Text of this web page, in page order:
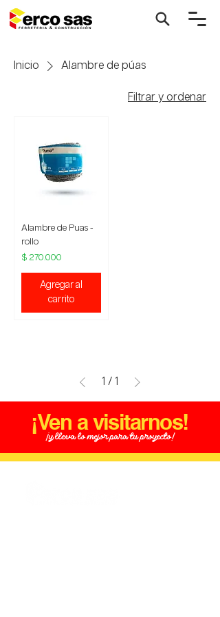
Inicio Alambre de púas
Filtrar y ordenar
Alambre de Puas -
rollo
Precio
$ 270.000
Agregar al
carrito
1 / 1
¡Ven a visitarnos!
¡y lleva lo mejor para tu proyecto!